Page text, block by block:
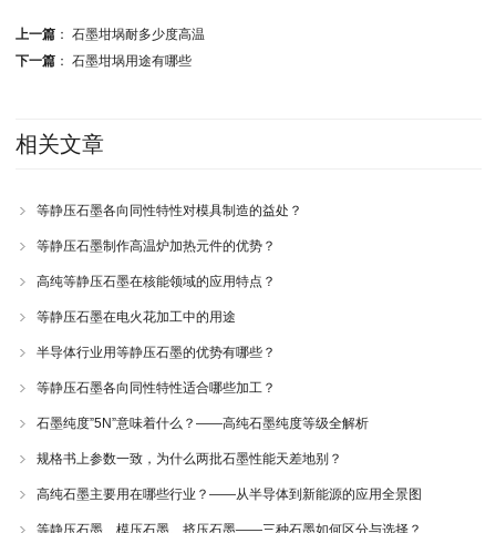
上一篇： 石墨坩埚耐多少度高温
下一篇： 石墨坩埚用途有哪些
相关文章
等静压石墨各向同性特性对模具制造的益处？
等静压石墨制作高温炉加热元件的优势？
高纯等静压石墨在核能领域的应用特点？
等静压石墨在电火花加工中的用途
半导体行业用等静压石墨的优势有哪些？
等静压石墨各向同性特性适合哪些加工？
石墨纯度”5N”意味着什么？——高纯石墨纯度等级全解析
规格书上参数一致，为什么两批石墨性能天差地别？
高纯石墨主要用在哪些行业？——从半导体到新能源的应用全景图
等静压石墨、模压石墨、挤压石墨——三种石墨如何区分与选择？